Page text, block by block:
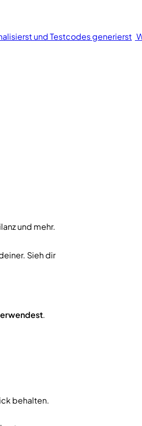
und Testcodes generierst
und mehr.
Sieh dir
.
behalten.